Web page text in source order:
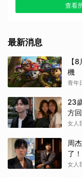
查看
最新消息
【
機
青年
23
方
女人
周
了
女人